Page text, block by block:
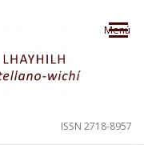
Menú
ISSN 2718-8957